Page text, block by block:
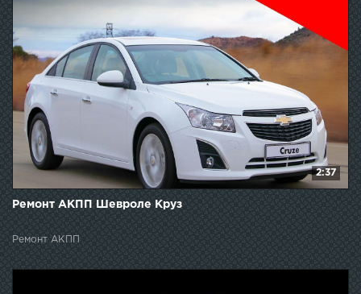
2:37
Ремонт АКПП Шевроле Круз
Ремонт АКПП